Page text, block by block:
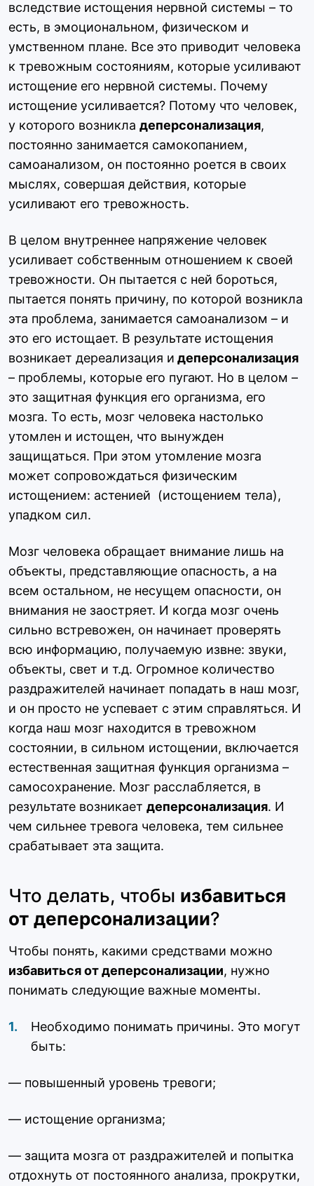
вследствие истощения нервной системы – то
есть, в эмоциональном, физическом и
умственном плане. Все это приводит человека
к тревожным состояниям, которые усиливают
истощение его нервной системы. Почему
истощение усиливается? Потому что человек,
у которого возникла деперсонализация,
постоянно занимается самокопанием,
самоанализом, он постоянно роется в своих
мыслях, совершая действия, которые
усиливают его тревожность.
В целом внутреннее напряжение человек
усиливает собственным отношением к своей
тревожности. Он пытается с ней бороться,
пытается понять причину, по которой возникла
эта проблема, занимается самоанализом – и
это его истощает. В результате истощения
возникает дереализация и деперсонализация
– проблемы, которые его пугают. Но в целом –
это защитная функция его организма, его
мозга. То есть, мозг человека настолько
утомлен и истощен, что вынужден
защищаться. При этом утомление мозга
может сопровождаться физическим
истощением: астенией (истощением тела),
упадком сил.
Мозг человека обращает внимание лишь на
объекты, представляющие опасность, а на
всем остальном, не несущем опасности, он
внимания не заостряет. И когда мозг очень
сильно встревожен, он начинает проверять
всю информацию, получаемую извне: звуки,
объекты, свет и т.д. Огромное количество
раздражителей начинает попадать в наш мозг,
и он просто не успевает с этим справляться. И
когда наш мозг находится в тревожном
состоянии, в сильном истощении, включается
естественная защитная функция организма –
самосохранение. Мозг расслабляется, в
результате возникает деперсонализация. И
чем сильнее тревога человека, тем сильнее
срабатывает эта защита.
Что делать, чтобы избавиться
от деперсонализации?
Чтобы понять, какими средствами можно
избавиться от деперсонализации, нужно
понимать следующие важные моменты.
Необходимо понимать причины. Это могут
быть:
— повышенный уровень тревоги;
— истощение организма;
— защита мозга от раздражителей и попытка
отдохнуть от постоянного анализа, прокрутки,